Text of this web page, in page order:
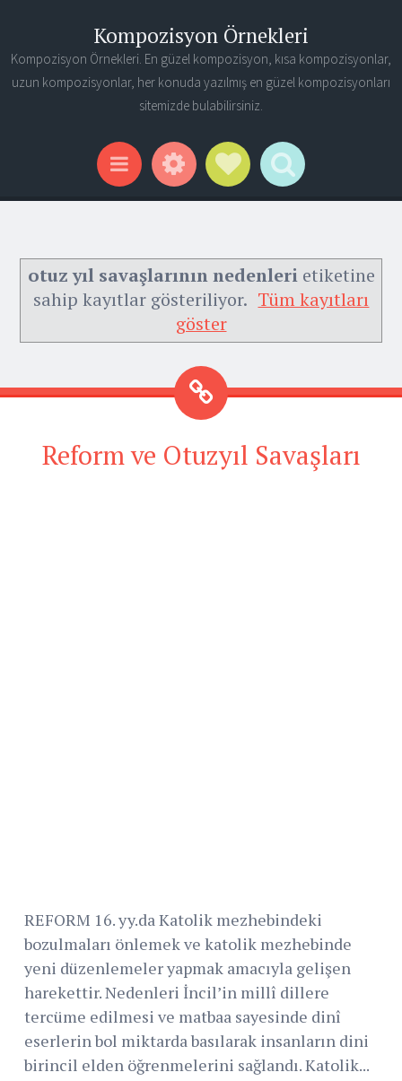
Kompozisyon Örnekleri
Kompozisyon Örnekleri. En güzel kompozisyon, kısa kompozisyonlar,
uzun kompozisyonlar, her konuda yazılmış en güzel kompozisyonları
sitemizde bulabilirsiniz.
Menu WidgetsSocial Links
Search
otuz yıl savaşlarının nedenlerietiketine
sahip kayıtlar gösteriliyor. Tüm kayıtları
göster
Reform ve Otuzyıl Savaşları
REFORM 16. yy.da Katolik mezhebindeki
bozulmaları önlemek ve katolik mezhebinde
yeni düzenlemeler yapmak amacıyla gelişen
harekettir. Nedenleri İncil’in millî dillere
tercüme edilmesi ve matbaa sayesinde dinî
eserlerin bol miktarda basılarak insanların dini
birincil elden öğrenmelerini sağlandı. Katolik...